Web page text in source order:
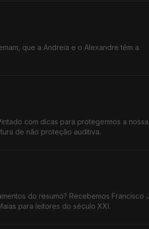
que a Andreia e o Alexandre têm a
com dicas para protegermos a nossa
de não proteção auditiva.
do resumo? Recebemos Francisco
para leitores do século XXI.